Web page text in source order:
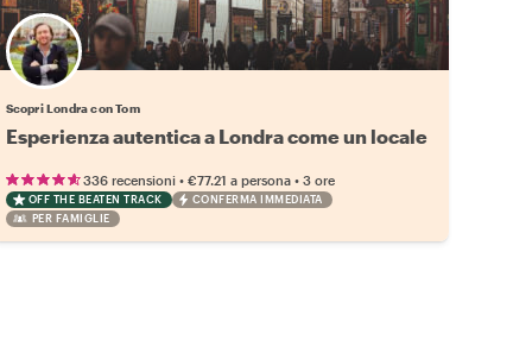
Scopri Londra con Tom
Esperienza autentica a Londra come un locale
336 recensioni• €77.21 a persona• 3 ore
OFF THE BEATEN TRACK
CONFERMA IMMEDIATA
PER FAMIGLIE